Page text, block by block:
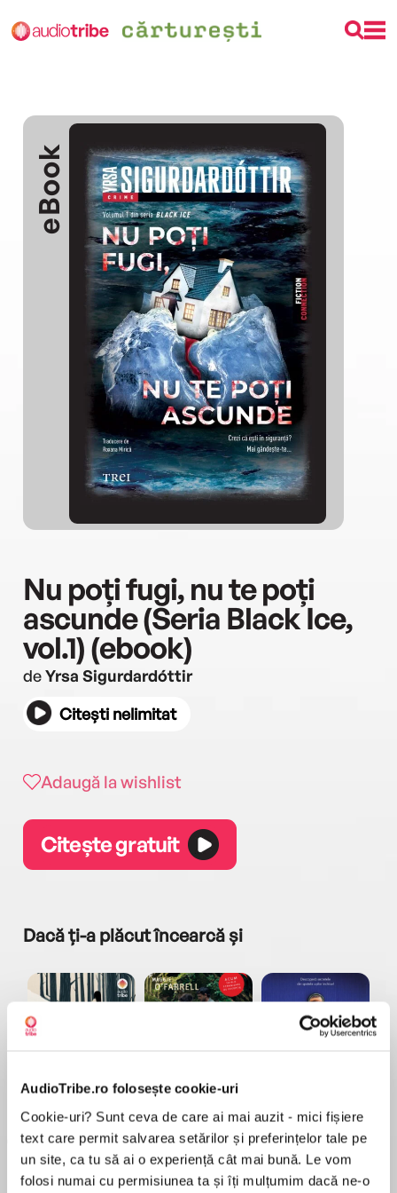
AudioTribe.ro folosește cookie-uri
Cookie-uri? Sunt ceva de care ai mai auzit - mici fișiere
text care permit salvarea setărilor și preferințelor tale pe
un site, ca tu să ai o experiență cât mai bună. Le vom
folosi numai cu permisiunea ta și îți mulțumim dacă ne-o
eBook
Nu poți fugi, nu te poți
ascunde (Seria Black Ice,
vol.1) (ebook)
deYrsa Sigurdardóttir
Citești nelimitat
Adaugă la wishlist
Citește gratuit
Dacă ți-a plăcut încearcă și
Pădurea norvegiană Hamnet